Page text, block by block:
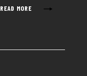
READ MORE →